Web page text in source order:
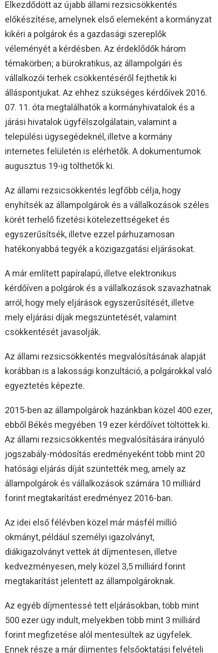
Elkezdődött az újabb állami rezsicsökkentés
előkészítése, amelynek első elemeként a kormányzat
kikéri a polgárok és a gazdasági szereplők
véleményét a kérdésben. Az érdeklődők három
témakörben; a bürokratikus, az állampolgári és
vállalkozói terhek csökkentéséről fejthetik ki
álláspontjukat. Az ehhez szükséges kérdőívek 2016.
07. 11. óta megtalálhatók a kormányhivatalok és a
járási hivatalok ügyfélszolgálatain, valamint a
települési ügysegédeknél, illetve a kormány
internetes felületén is elérhetők. A dokumentumok
augusztus 19-ig tölthetők ki.
Az állami rezsicsökkentés legfőbb célja, hogy
enyhítsék az állampolgárok és a vállalkozások széles
körét terhelő fizetési kötelezettségeket és
egyszerűsítsék, illetve ezzel párhuzamosan
hatékonyabbá tegyék a közigazgatási eljárásokat.
A már említett papíralapú, illetve elektronikus
kérdőíven a polgárok és a vállalkozások szavazhatnak
arról, hogy mely eljárások egyszerűsítését, illetve
mely eljárási díjak megszüntetését, valamint
csökkentését javasolják.
Az állami rezsicsökkentés megvalósításának alapját
korábban is a lakossági konzultáció, a polgárokkal való
egyeztetés képezte.
2015-ben az állampolgárok hazánkban közel 400 ezer,
ebből Békés megyében 19 ezer kérdőívet töltöttek ki.
Az állami rezsicsökkentés megvalósítására irányuló
jogszabály-módosítás eredményeként több mint 20
hatósági eljárás díját szüntették meg, amely az
állampolgárok és vállalkozások számára 10 milliárd
forint megtakarítást eredményez 2016-ban.
Az idei első félévben közel már másfél millió
okmányt, például személyi igazolványt,
diákigazolványt vettek át díjmentesen, illetve
kedvezményesen, mely közel 3,5 milliárd forint
megtakarítást jelentett az állampolgároknak.
Az egyéb díjmentessé tett eljárásokban, több mint
500 ezer ügy indult, melyekben több mint 3 milliárd
forint megfizetése alól mentesültek az ügyfelek.
Ennek része a már díjmentes felsőoktatási felvételi